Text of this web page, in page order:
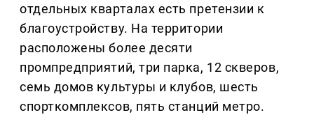
отдельных кварталах есть претензии к
благоустройству. На территории
расположены более десяти
промпредприятий, три парка, 12 скверов,
семь домов культуры и клубов, шесть
спорткомплексов, пять станций метро.